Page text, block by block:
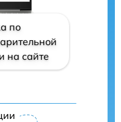
по
на сайте